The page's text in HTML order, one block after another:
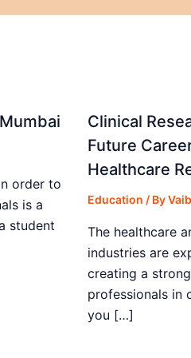
order to
is a
student
Clinical
Future
Healthcare
Education / By
The healthcare
industries are
creating a
professionals in
you […]